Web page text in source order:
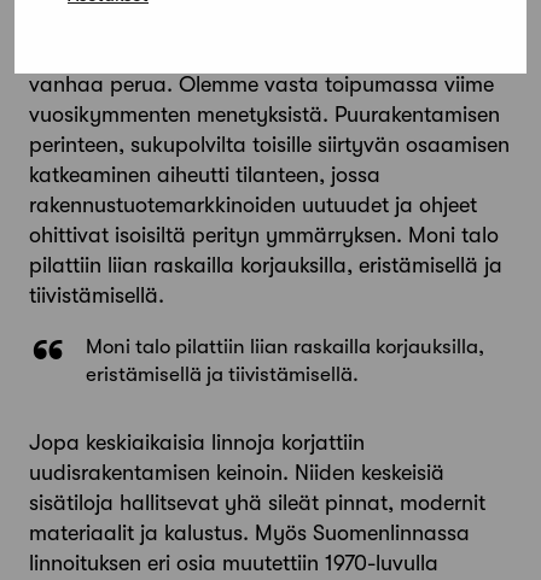
vanhaa perua. Olemme vasta toipumassa viime
vuosikymmenten menetyksistä. Puurakentamisen
perinteen, sukupolvilta toisille siirtyvän osaamisen
katkeaminen aiheutti tilanteen, jossa
rakennustuotemarkkinoiden uutuudet ja ohjeet
ohittivat isoisiltä perityn ymmärryksen. Moni talo
pilattiin liian raskailla korjauksilla, eristämisellä ja
tiivistämisellä.
Moni talo pilattiin liian raskailla korjauksilla,
eristämisellä ja tiivistämisellä.
Jopa keskiaikaisia linnoja korjattiin
uudisrakentamisen keinoin. Niiden keskeisiä
sisätiloja hallitsevat yhä sileät pinnat, modernit
materiaalit ja kalustus. Myös Suomenlinnassa
linnoituksen eri osia muutettiin 1970-luvulla